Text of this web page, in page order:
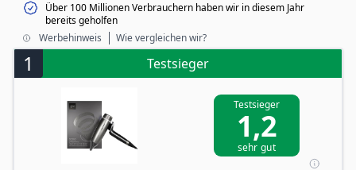
Über 100 Millionen Verbrauchern haben wir in diesem Jahr
bereits geholfen
Werbehinweis
Wie vergleichen wir?
1 Testsieger
Testsieger
1,2
sehr gut